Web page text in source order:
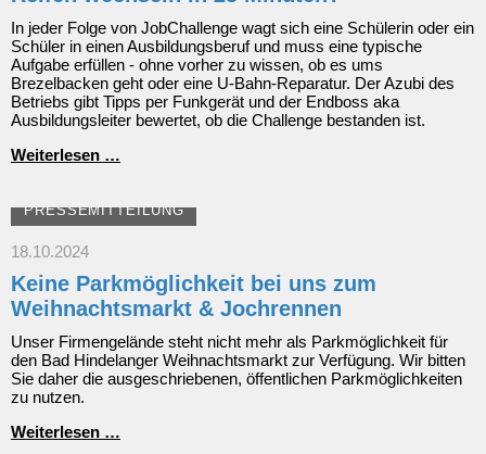
In jeder Folge von JobChallenge wagt sich eine Schülerin oder ein
Schüler in einen Ausbildungsberuf und muss eine typische
Aufgabe erfüllen - ohne vorher zu wissen, ob es ums
Brezelbacken geht oder eine U-Bahn-Reparatur. Der Azubi des
Betriebs gibt Tipps per Funkgerät und der Endboss aka
Ausbildungsleiter bewertet, ob die Challenge bestanden ist.
Weiterlesen …
25
Minuten?
PRESSEMITTEILUNG
18.10.2024
Keine Parkmöglichkeit bei uns zum
Weihnachtsmarkt & Jochrennen
Unser Firmengelände steht nicht mehr als Parkmöglichkeit für
den Bad Hindelanger Weihnachtsmarkt zur Verfügung. Wir bitten
Sie daher die ausgeschriebenen, öffentlichen Parkmöglichkeiten
zu nutzen.
Weiterlesen …